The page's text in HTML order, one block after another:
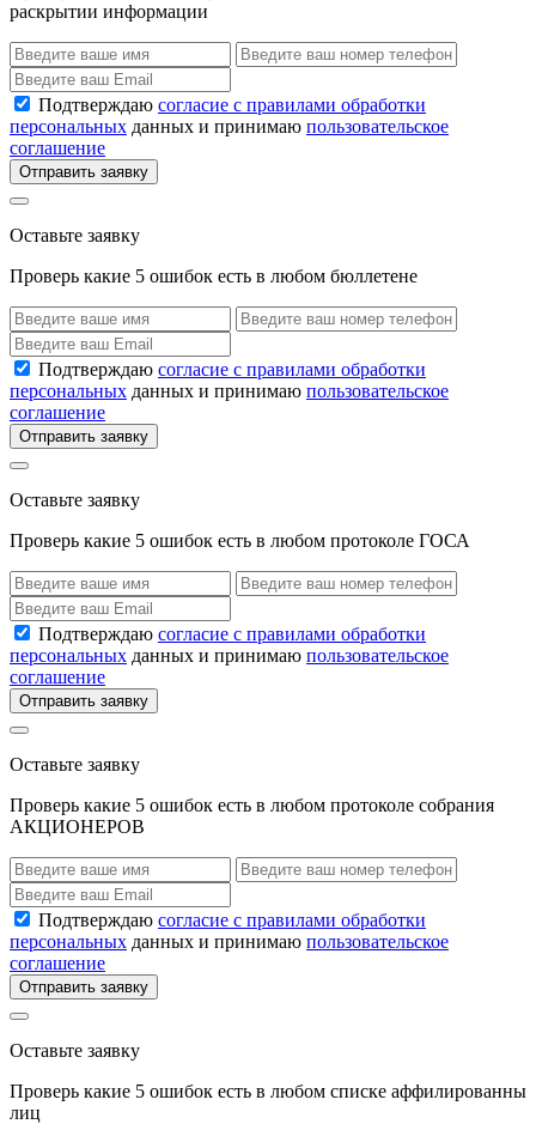
раскрытии информации
Подтверждаю согласие с правилами обработки
персональных данных и принимаю пользовательское
соглашение
Отправить заявку
Оставьте заявку
Проверь какие 5 ошибок есть в любом бюллетене
Подтверждаю согласие с правилами обработки
персональных данных и принимаю пользовательское
соглашение
Отправить заявку
Оставьте заявку
Проверь какие 5 ошибок есть в любом протоколе ГОСА
Подтверждаю согласие с правилами обработки
персональных данных и принимаю пользовательское
соглашение
Отправить заявку
Оставьте заявку
Проверь какие 5 ошибок есть в любом протоколе собрания
АКЦИОНЕРОВ
Подтверждаю согласие с правилами обработки
персональных данных и принимаю пользовательское
соглашение
Отправить заявку
Оставьте заявку
Проверь какие 5 ошибок есть в любом списке аффилированны
лиц